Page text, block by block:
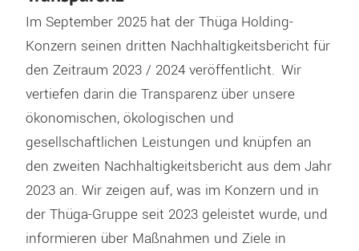
Im September 2025 hat der Thüga Holding-
Konzern seinen dritten Nachhaltigkeitsbericht für
den Zeitraum 2023 / 2024 veröffentlicht. Wir
vertiefen darin die Transparenz über unsere
ökonomischen, ökologischen und
gesellschaftlichen Leistungen und knüpfen an
den zweiten Nachhaltigkeitsbericht aus dem Jahr
2023 an. Wir zeigen auf, was im Konzern und in
der Thüga-Gruppe seit 2023 geleistet wurde, und
informieren über Maßnahmen und Ziele in